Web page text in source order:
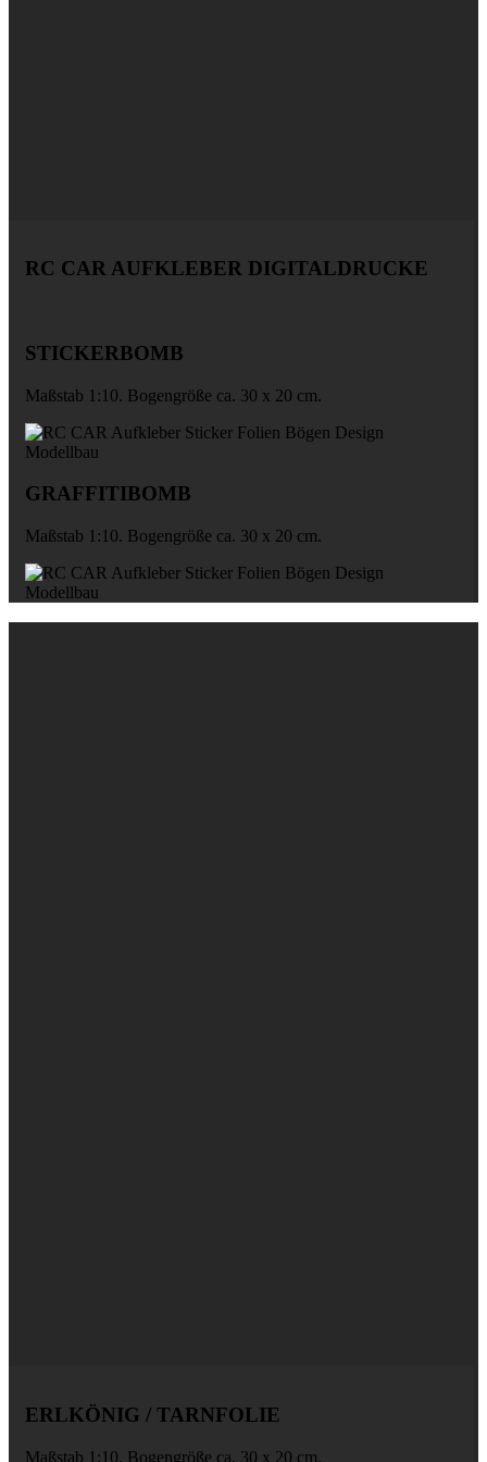
RC CAR AUFKLEBER DIGITALDRUCKE
STICKERBOMB
Maßstab 1:10. Bogengröße ca. 30 x 20 cm.
GRAFFITIBOMB
Maßstab 1:10. Bogengröße ca. 30 x 20 cm.
ERLKÖNIG / TARNFOLIE
Maßstab 1:10. Bogengröße ca. 30 x 20 cm.